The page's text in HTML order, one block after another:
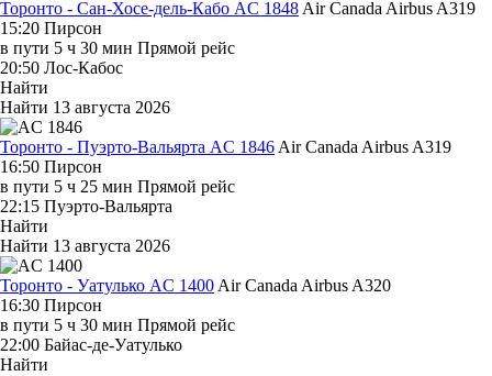
Торонто - Сан-Хосе-дель-Кабо AC 1848 Air Canada Airbus A319
15:20 Пирсон
в пути 5 ч 30 мин Прямой рейс
20:50 Лос-Кабос
Найти
Найти 13 августа 2026
Торонто - Пуэрто-Вальярта AC 1846 Air Canada Airbus A319
16:50 Пирсон
в пути 5 ч 25 мин Прямой рейс
22:15 Пуэрто-Вальярта
Найти
Найти 13 августа 2026
Торонто - Уатулько AC 1400 Air Canada Airbus A320
16:30 Пирсон
в пути 5 ч 30 мин Прямой рейс
22:00 Байас-де-Уатулько
Найти